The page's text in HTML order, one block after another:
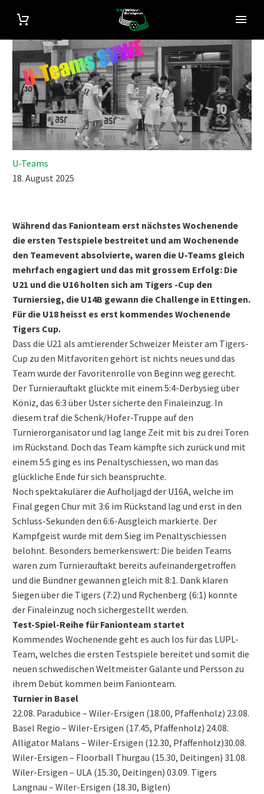
U-Teams
18. August 2025
Während das Fanionteam erst nächstes Wochenende
die ersten Testspiele bestreitet und am Wochenende
den Teamevent absolvierte, waren die U-Teams gleich
mehrfach engagiert und das mit grossem Erfolg: Die
U21 und die U16 holten sich am Tigers -Cup den
Turniersieg, die U14B gewann die Challenge in Ettingen.
Für die U18 heisst es erst kommendes Wochenende
Tigers Cup.
Dass die U21 als amtierender Schweizer Meister am Tigers-
Cup zu den Mitfavoriten gehört ist nichts neues und das
Team wurde der Favoritenrolle von Beginn weg gerecht.
Der Turnierauftakt glückte mit einem 5:4-Derbysieg über
Köniz, das 6:3 über Uster sicherte den Finaleinzug. In
diesem traf die Schenk/Hofer-Truppe auf den
Turnierorganisator und lag lange Zeit mit bis zu drei Toren
im Rückstand. Doch das Team kämpfte sich zurück und mit
einem 5:5 ging es ins Penaltyschiessen, wo man das
glückliche Ende für sich beanspruchte.
Noch spektakulärer die Aufholjagd der U16A, welche im
Final gegen Chur mit 3:6 im Rückstand lag und erst in den
Schluss-Sekunden den 6:6-Ausgleich markierte. Der
Kampfgeist wurde mit dem Sieg im Penaltyschiessen
belohnt. Besonders bemerkenswert: Die beiden Teams
waren zum Turnierauftakt bereits aufeinandergetroffen
und die Bündner gewannen gleich mit 8:1. Dank klaren
Siegen über die Tigers (7:2) und Rychenberg (6:1) konnte
der Finaleinzug noch sichergestellt werden.
Test-Spiel-Reihe für Fanionteam startet
Kommendes Wochenende geht es auch los für das LUPL-
Team, welches die ersten Testspiele bereitet und somit die
neuen schwedischen Weltmeister Galante und Persson zu
ihrem Debüt kommen beim Fanionteam.
Turnier in Basel
22.08. Paradubice – Wiler-Ersigen (18.00, Pfaffenholz) 23.08.
Basel Regio – Wiler-Ersigen (17.45, Pfaffenholz) 24.08.
Alligator Malans – Wiler-Ersigen (12.30, Pfaffenholz)30.08.
Wiler-Ersigen – Floorball Thurgau (15.30, Deitingen) 31.08.
Wiler-Ersigen – ULA (15.30, Deitingen) 03.09. Tigers
Langnau – Wiler-Ersigen (18.30, Biglen)